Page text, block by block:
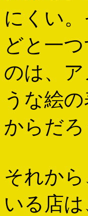
にくい
どと一
のは、
うな絵
からだろ
それか
いる店